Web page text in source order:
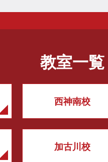
教室一覧
西神南校
加古川校